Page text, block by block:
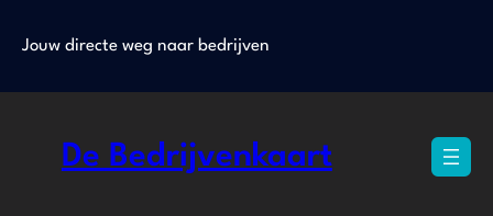
naarJouw directe weg naar bedrijven
De Bedrijvenkaart